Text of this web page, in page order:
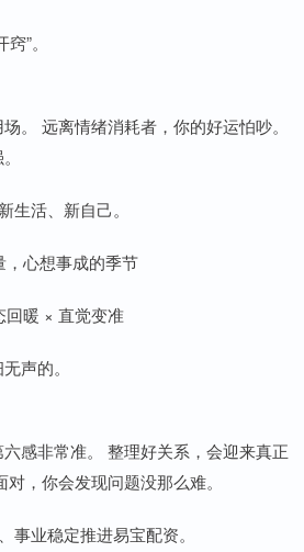
”。
。 远离情绪消耗者，你的好运怕吵。
生活、新自己。
，心想事成的季节
回暖 × 直觉变准
声的。
感非常准。 整理好关系，会迎来真正
，你会发现问题没那么难。
事业稳定推进易宝配资。